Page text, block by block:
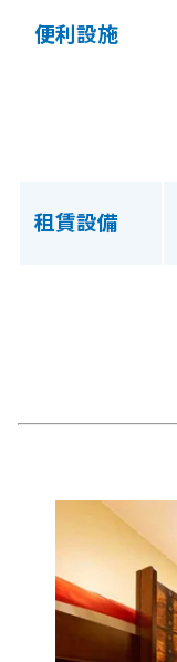
便利設施
租賃設備